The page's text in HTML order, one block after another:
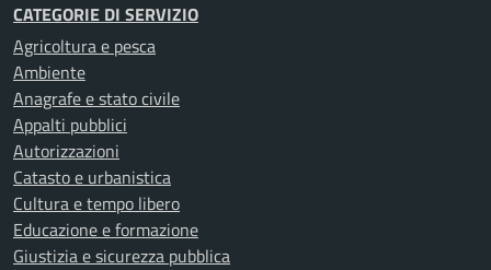
CATEGORIE DI SERVIZIO
Agricoltura e pesca
Ambiente
Anagrafe e stato civile
Appalti pubblici
Autorizzazioni
Catasto e urbanistica
Cultura e tempo libero
Educazione e formazione
Giustizia e sicurezza pubblica